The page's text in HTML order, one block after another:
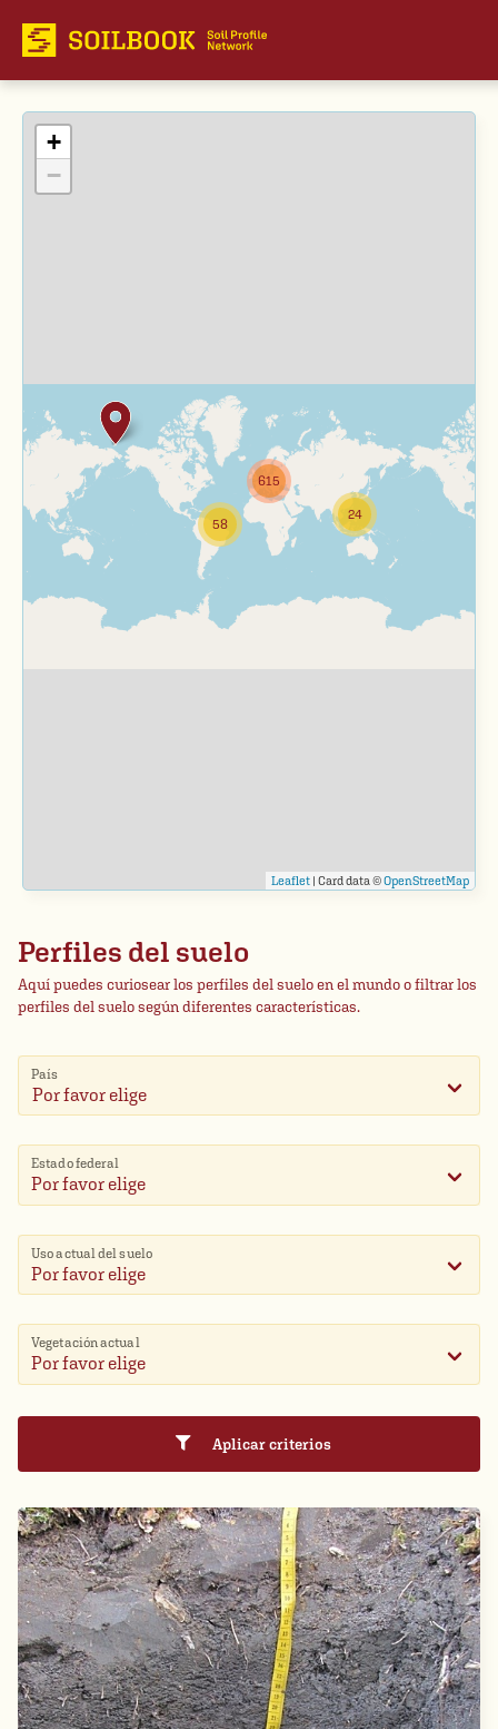
24
58
615
+
−
Leaflet | Card data ©OpenStreetMap
Perfiles del suelo
Aquí puedes curiosear los perfiles del suelo en el mundo o filtrar los
perfiles del suelo según diferentes características.
País
Por favor elige
Estado federal
Uso actual del suelo
Vegetación actual
Aplicar criterios